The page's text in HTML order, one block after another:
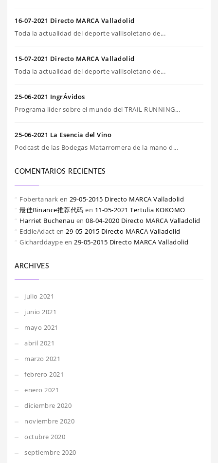
16-07-2021 Directo MARCA Valladolid
Toda la actualidad del deporte vallisoletano de...
15-07-2021 Directo MARCA Valladolid
Toda la actualidad del deporte vallisoletano de...
25-06-2021 IngrÁvidos
Programa líder sobre el mundo del TRAIL RUNNING...
25-06-2021 La Esencia del Vino
Podcast de las Bodegas Matarromera de la mano d...
COMENTARIOS RECIENTES
Fobertanark en 29-05-2015 Directo MARCA Valladolid
最佳Binance推荐代码 en 11-05-2021 Tertulia KOKOMO
Harriet Buchenau en 08-04-2020 Directo MARCA Valladolid
EddieAdact en 29-05-2015 Directo MARCA Valladolid
Gicharddaype en 29-05-2015 Directo MARCA Valladolid
ARCHIVES
julio 2021
junio 2021
mayo 2021
abril 2021
marzo 2021
febrero 2021
enero 2021
diciembre 2020
noviembre 2020
octubre 2020
septiembre 2020